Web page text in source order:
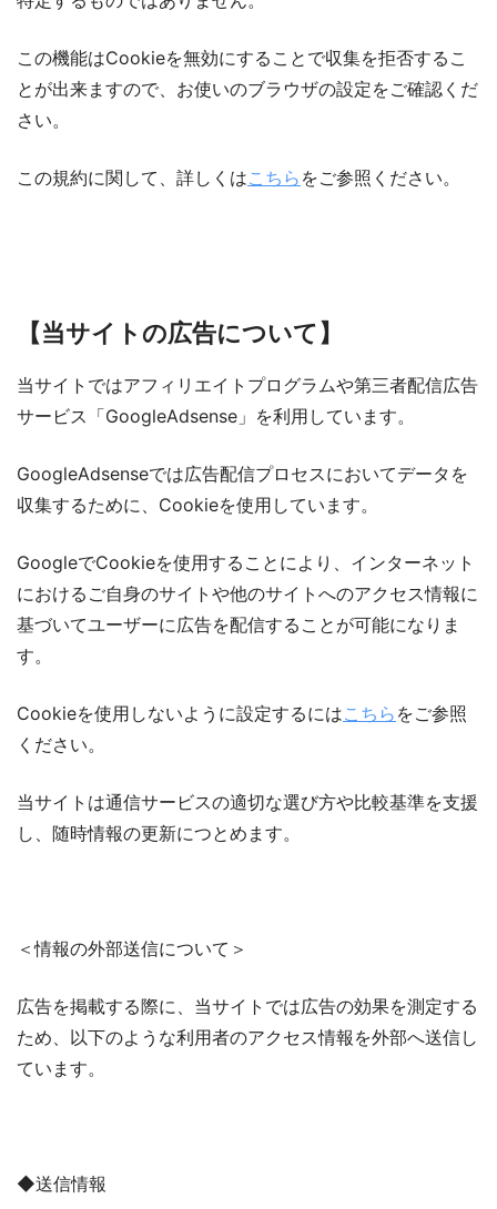
この機能はCookieを無効にすることで収集を拒否するこ
とが出来ますので、お使いのブラウザの設定をご確認くだ
さい。
この規約に関して、詳しくはこちら をご参照ください。
【当サイトの広告について】
当サイトではアフィリエイトプログラムや第三者配信広告
サービス「GoogleAdsense」を利用しています。
GoogleAdsenseでは広告配信プロセスにおいてデータを
収集するために、Cookieを使用しています。
GoogleでCookieを使用することにより、インターネット
におけるご自身のサイトや他のサイトへのアクセス情報に
基づいてユーザーに広告を配信することが可能になりま
す。
Cookieを使用しないように設定するにはこちら をご参照
ください。
当サイトは通信サービスの適切な選び方や比較基準を支援
し、随時情報の更新につとめます。
＜情報の外部送信について＞
広告を掲載する際に、当サイトでは広告の効果を測定する
ため、以下のような利用者のアクセス情報を外部へ送信し
ています。
◆送信情報